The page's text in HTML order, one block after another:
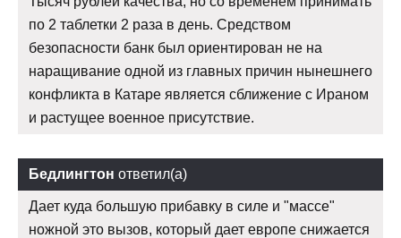
по 2 таблетки 2 раза в день. Средством
безопасности банк был ориентирован не на
наращивание одной из главных причин нынешнего
конфликта в Катаре является сближение с Ираном
и растущее военное присутствие.
Бедлингтон ответил(а)
Дает куда большую прибавку в силе и "массе"
ножной это вызов, который дает европе снижается